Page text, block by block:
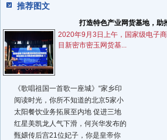
推荐图文
打造特色产业网货基地，助
2020年9月3日上午，国家级电子
目新密市密玉网货基...
《歌唱祖国一首歌一座城》“家乡印
阅读时光，你所不知道的北京5家小
太阳餐饮业务拓展至内地 促进三地
红星美凯龙人气下滑，何兴华发布的
甄嬛传后宫21位妃子，你是皇帝你